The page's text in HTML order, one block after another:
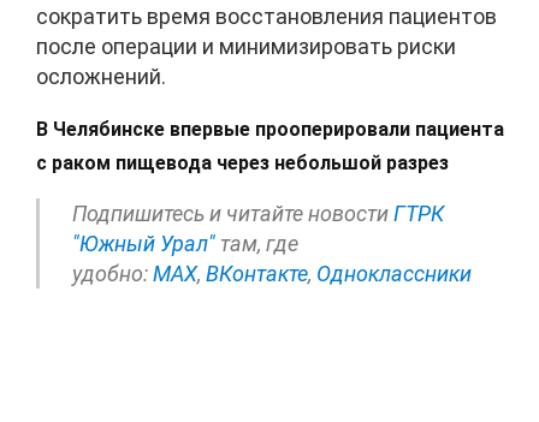
сократить время восстановления пациентов
после операции и минимизировать риски
осложнений.
В Челябинске впервые прооперировали пациента
с раком пищевода через небольшой разрез
Подпишитесь и читайте новостиГТРК
"Южный Урал" там, где
удобно:МАХ, ВКонтакте, Одноклассники